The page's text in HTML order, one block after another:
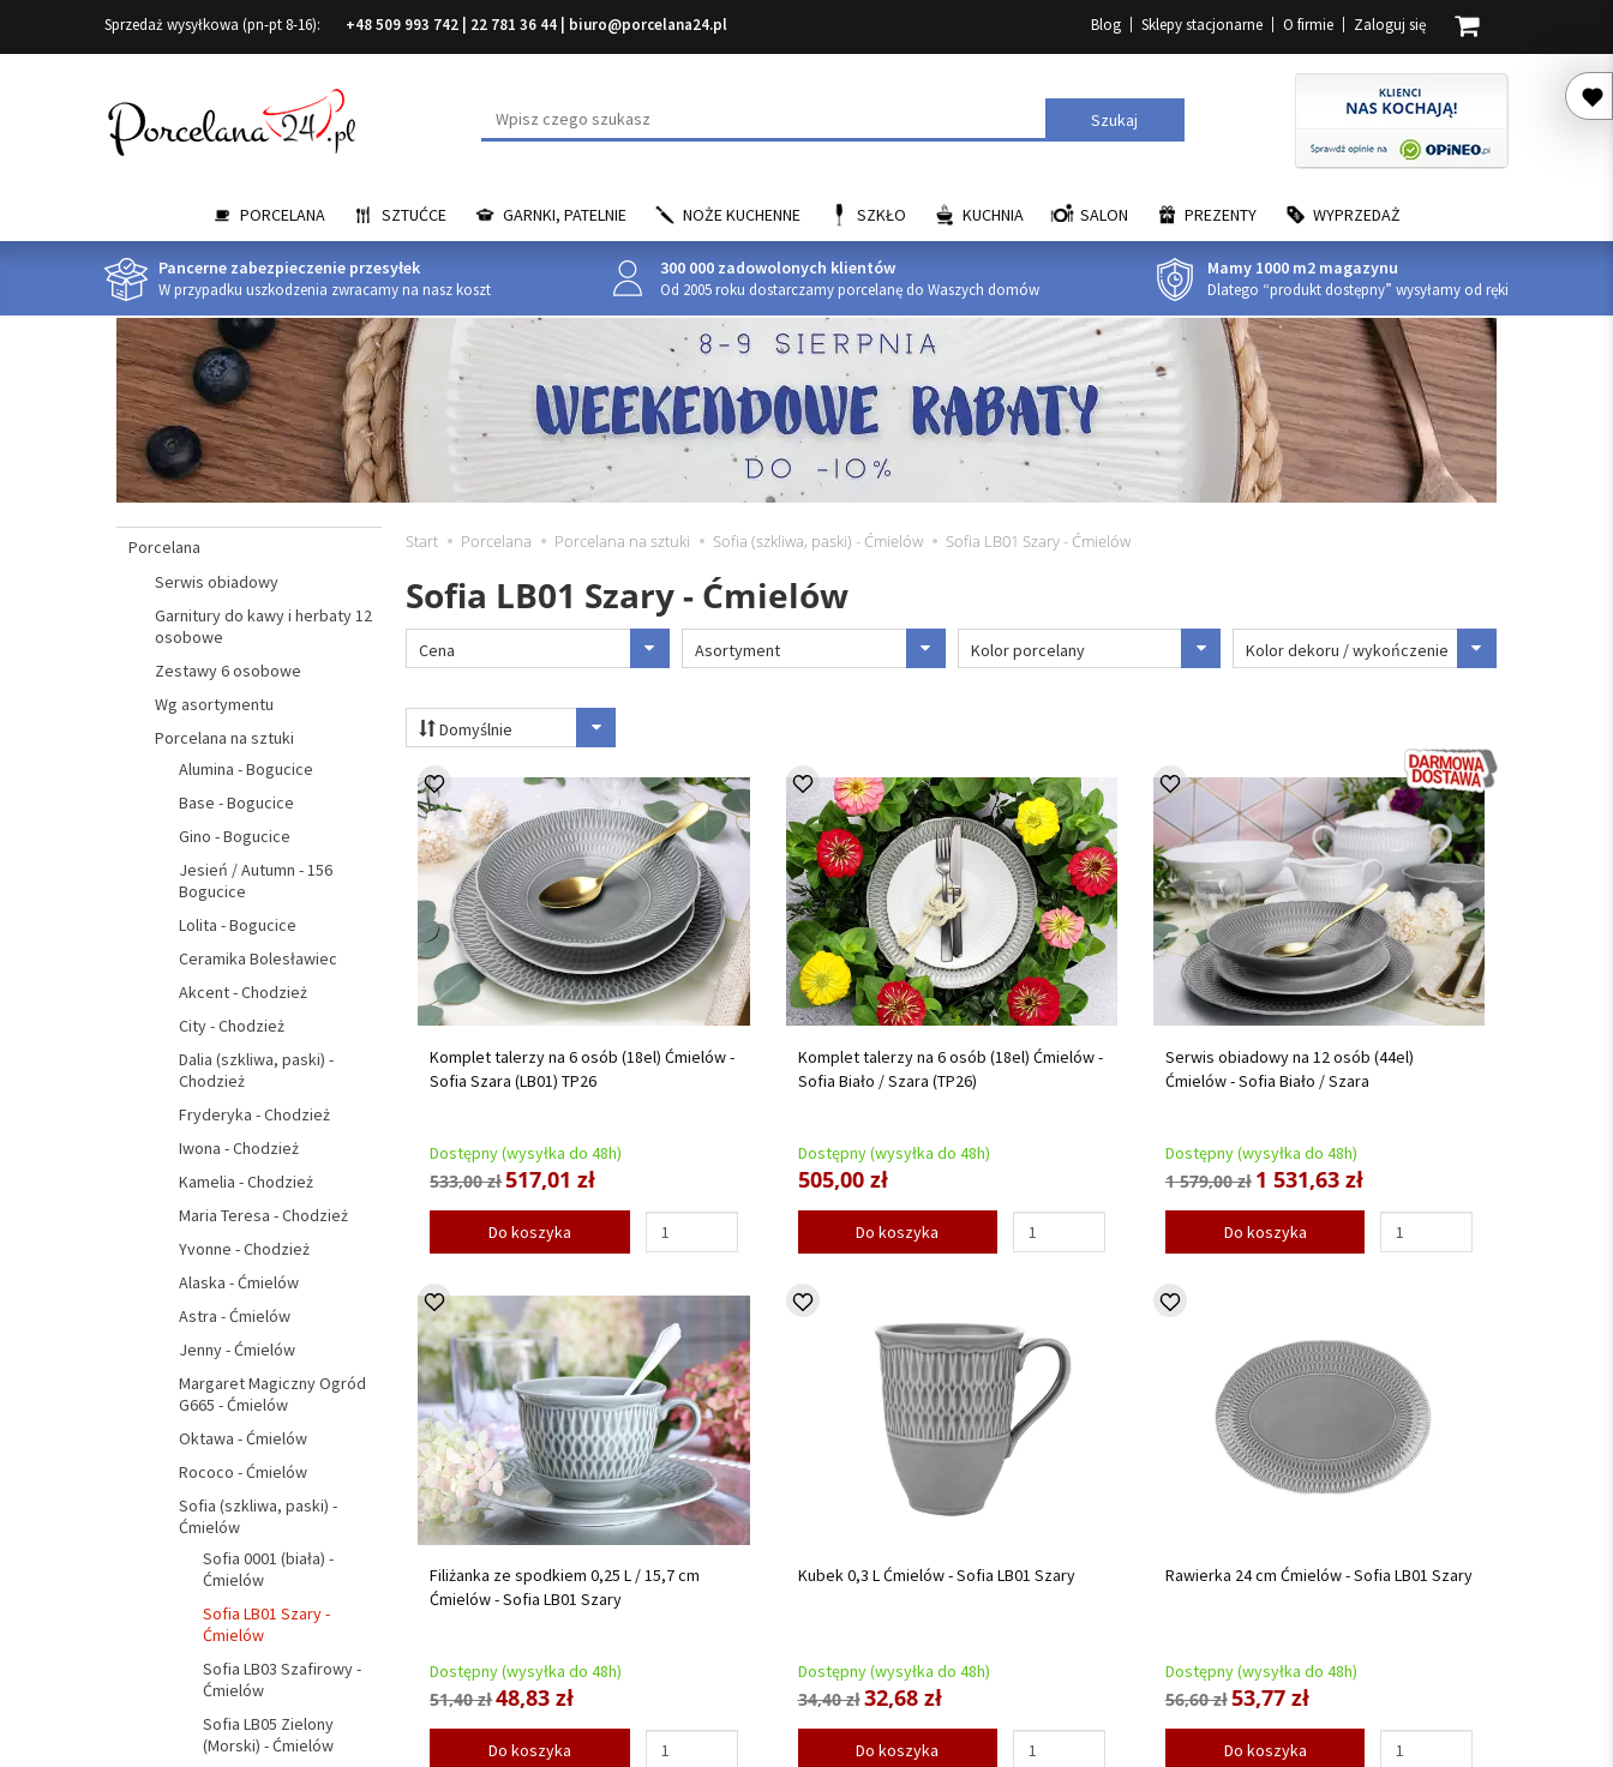
Sprzedaż wysyłkowa (pn-pt 8-16): +48 509 993 742 22 781 36 44 biuro@porcelana24.pl Blog Sklepy stacjonarne O firmie Zaloguj się
Wyszukaj Szukaj
PORCELANA SZTUĆCE GARNKI, PATELNIE NOŻE KUCHENNE SZKŁO KUCHNIA SALON PREZENTY WYPRZEDAŻ
Pancerne zabezpieczenie przesyłek
W przypadku uszkodzenia zwracamy na nasz koszt
300 000 zadowolonych klientów
Od 2005 roku dostarczamy porcelanę do Waszych domów
Mamy 1000 m2 magazynu
Dlatego “produkt dostępny” wysyłamy od ręki
Start Porcelana Porcelana na sztuki Sofia (szkliwa, paski) - Ćmielów Sofia LB01 Szary - Ćmielów
Sofia LB01 Szary - Ćmielów
Cena Asortyment Kolor porcelany Kolor dekoru / wykończenie
Domyślnie
Komplet talerzy na 6 osób (18el) Ćmielów -
Sofia Szara (LB01) TP26
Dostępny (wysyłka do 48h)
533,00 zł517,01 zł
Do koszyka
Komplet talerzy na 6 osób (18el) Ćmielów -
Sofia Biało / Szara (TP26)
Dostępny (wysyłka do 48h)
505,00 zł
Do koszyka
Serwis obiadowy na 12 osób (44el)
Ćmielów - Sofia Biało / Szara
Dostępny (wysyłka do 48h)
1 579,00 zł 1 531,63 zł
Do koszyka
Filiżanka ze spodkiem 0,25 L / 15,7 cm
Ćmielów - Sofia LB01 Szary
Dostępny (wysyłka do 48h)
51,40 zł48,83 zł
Do koszyka
Kubek 0,3 L Ćmielów - Sofia LB01 Szary
Dostępny (wysyłka do 48h)
34,40 zł32,68 zł
Do koszyka
Rawierka 24 cm Ćmielów - Sofia LB01 Szary
Dostępny (wysyłka do 48h)
56,60 zł53,77 zł
Do koszyka
Porcelana
Serwis obiadowy
Garnitury do kawy i herbaty 12
osobowe
Zestawy 6 osobowe
Wg asortymentu
Porcelana na sztuki
Alumina - Bogucice
Base - Bogucice
Gino - Bogucice
Jesień / Autumn - 156
Bogucice
Lolita - Bogucice
Ceramika Bolesławiec
Akcent - Chodzież
City - Chodzież
Dalia (szkliwa, paski) -
Chodzież
Fryderyka - Chodzież
Iwona - Chodzież
Kamelia - Chodzież
Maria Teresa - Chodzież
Yvonne - Chodzież
Alaska - Ćmielów
Astra - Ćmielów
Jenny - Ćmielów
Margaret Magiczny Ogród
G665 - Ćmielów
Oktawa - Ćmielów
Rococo - Ćmielów
Sofia (szkliwa, paski) -
Ćmielów
Sofia 0001 (biała) -
Ćmielów
Sofia LB01 Szary -
Ćmielów
Sofia LB03 Szafirowy -
Ćmielów
Sofia LB05 Zielony
(Morski) - Ćmielów